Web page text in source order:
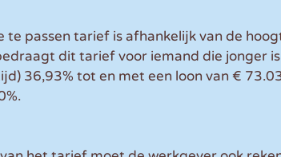
te passen tarief is afhankelijk van de
dit tarief voor iemand die jonger
36,93% tot en met een loon van €